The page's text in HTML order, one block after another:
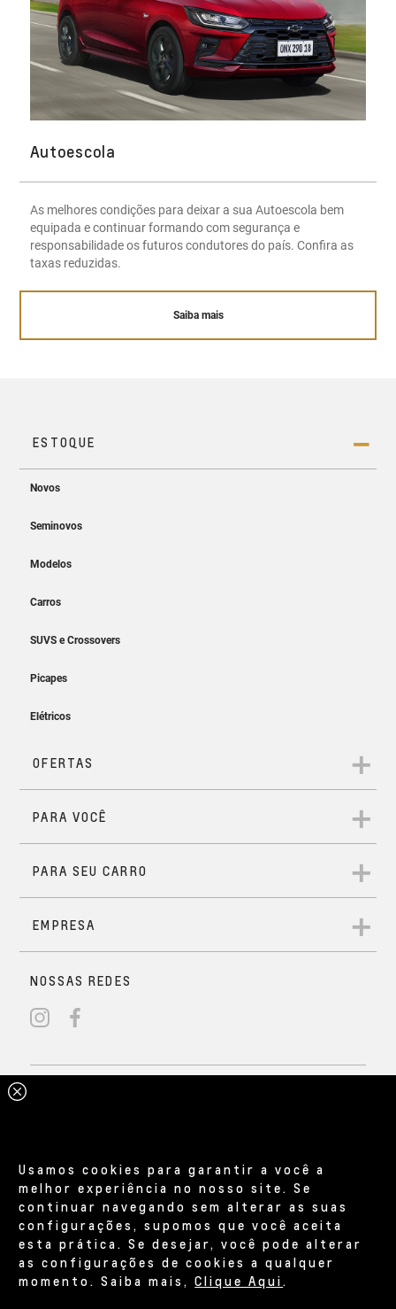
Autoescola
As melhores condições para deixar a sua Autoescola bem
equipada e continuar formando com segurança e
responsabilidade os futuros condutores do país. Confira as
taxas reduzidas.
Saiba mais
Usamos cookies para garantir a você a
melhor experiência no nosso site. Se
continuar navegando sem alterar as suas
configurações, supomos que você aceita
esta prática. Se desejar, você pode alterar
as configurações de cookies a qualquer
momento. Saiba mais,Clique Aqui.